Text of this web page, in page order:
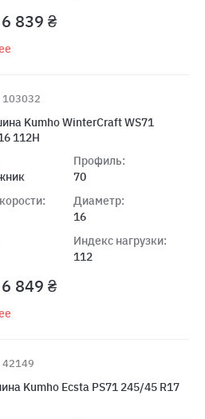
6 839 ₴
103032
Kumho WinterCraft WS71
112H
Профиль:
70
Диаметр:
16
Индекс нагрузки:
112
6 849 ₴
42149
Kumho Ecsta PS71 245/45 R17